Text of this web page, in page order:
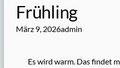
Frühling
März 9, 2026admin
Es wird warm. Das findet